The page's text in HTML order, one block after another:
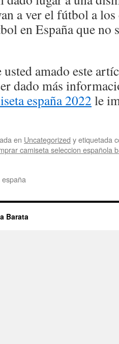
a ver el fútbol a
en España que no
usted amado este
dado más
españa 2022 le
en Uncategorized y etiquetada
camiseta seleccion española
Barata